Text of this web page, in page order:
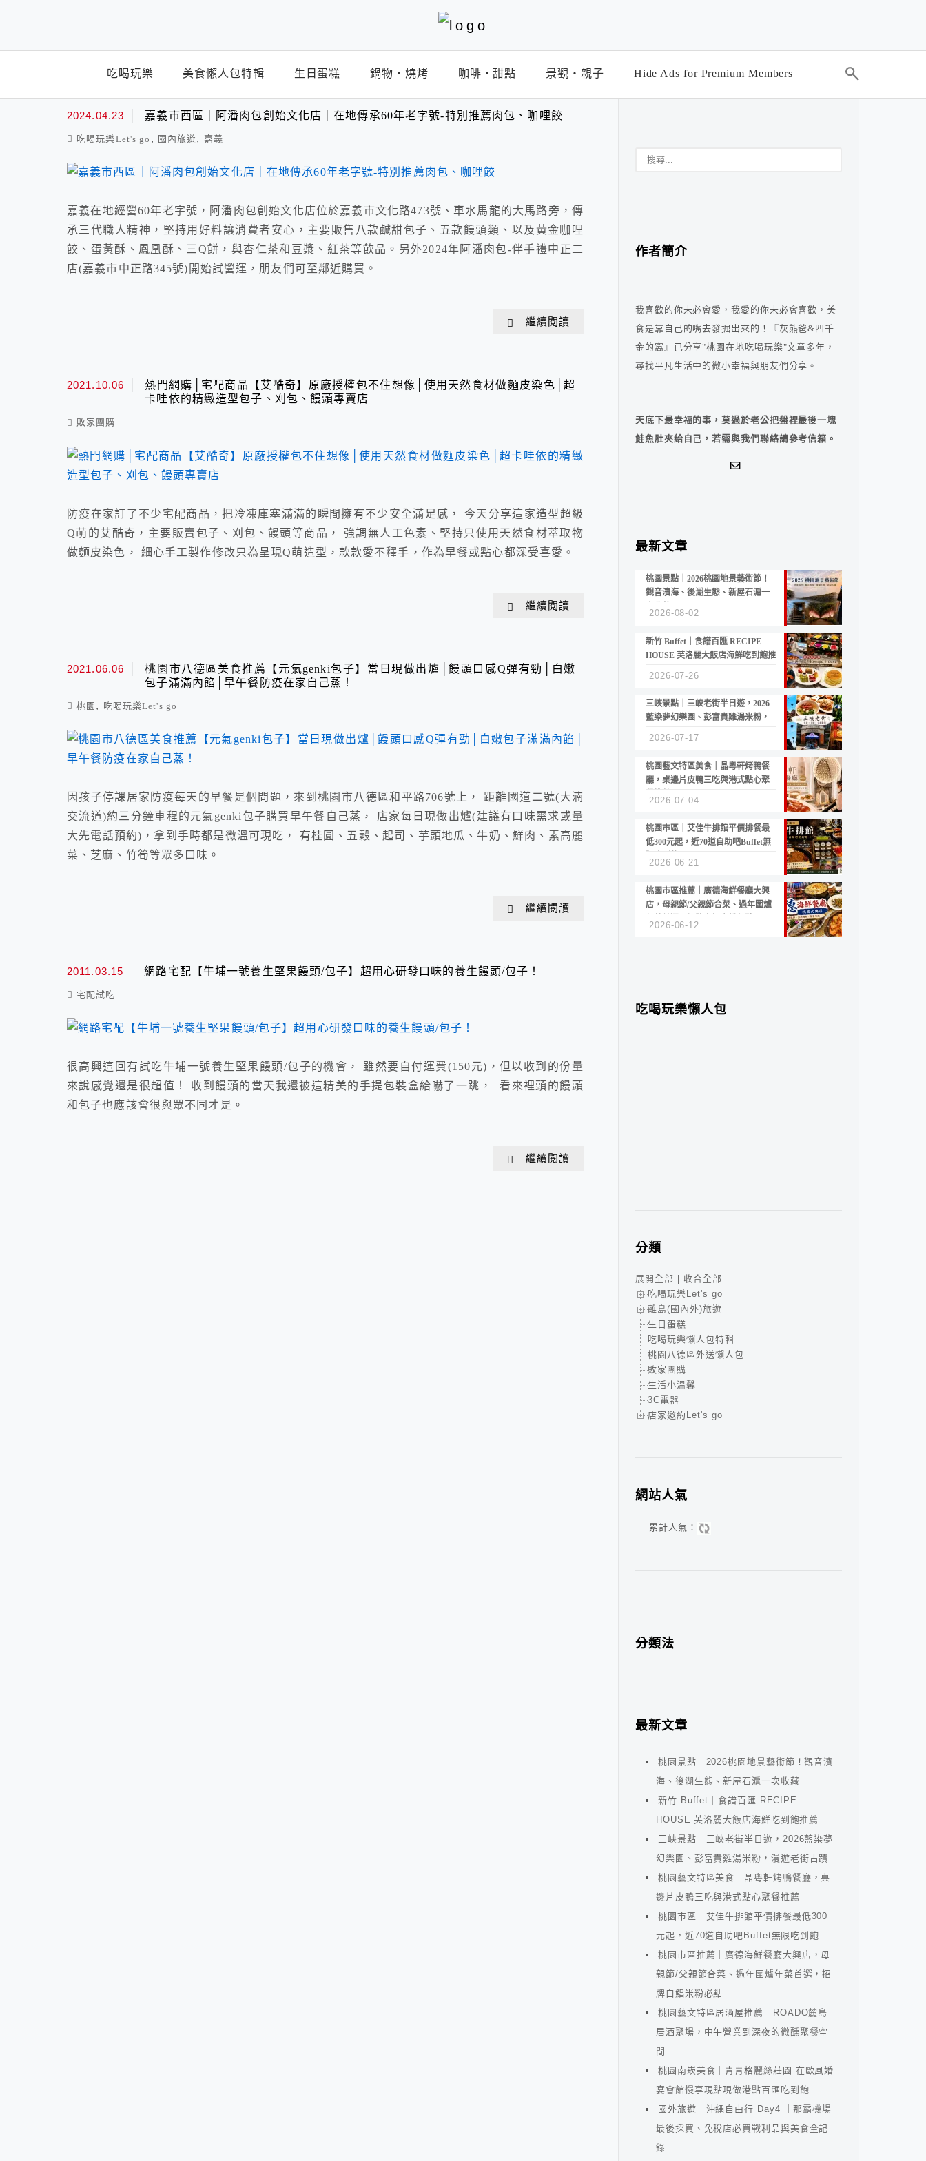
吃喝玩樂 美食懶人包特輯 生日蛋糕 鍋物‧燒烤 咖啡‧甜點 景觀‧親子 Hide Ads for Premium Members
包子.饅頭
2024.04.23 嘉義市西區｜阿潘肉包創始文化店｜在地傳承60年老字號-特別推薦肉包、咖哩餃
吃喝玩樂Let's go , 國內旅遊, 嘉義
嘉義在地經營60年老字號，阿潘肉包創始文化店位於嘉義市文化路473號、車水馬龍的大馬路旁，傳
承三代職人精神，堅持用好料讓消費者安心，主要販售八款鹹甜包子、五款饅頭類、以及黃金咖哩
餃、蛋黃酥、鳳凰酥、三Q餅，與杏仁茶和豆漿、紅茶等飲品。另外2024年阿潘肉包-伴手禮中正二
店(嘉義市中正路345號)開始試營運，朋友們可至鄰近購買。
繼續閱讀
2021.10.06
熱門網購│宅配商品【艾酷奇】原廠授權包不住想像│使用天然食材做麵皮染色│超
卡哇依的精緻造型包子、刈包、饅頭專賣店
敗家團購
防疫在家訂了不少宅配商品，把冷凍庫塞滿滿的瞬間擁有不少安全滿足感， 今天分享這家造型超級
Q萌的艾酷奇，主要販賣包子、刈包、饅頭等商品， 強調無人工色素、堅持只使用天然食材萃取物
做麵皮染色， 細心手工製作修改只為呈現Q萌造型，款款愛不釋手，作為早餐或點心都深受喜愛。
繼續閱讀
2021.06.06
桃園市八德區美食推薦【元氣genki包子】當日現做出爐│饅頭口感Q彈有勁│白嫩
包子滿滿內餡│早午餐防疫在家自己蒸！
桃園 , 吃喝玩樂Let's go
因孩子停課居家防疫每天的早餐是個問題，來到桃園市八德區和平路706號上， 距離國道二號(大湳
交流道)約三分鐘車程的元氣genki包子購買早午餐自己蒸， 店家每日現做出爐(建議有口味需求或量
大先電話預約)，拿到手時都是微溫可現吃， 有桂圓、五穀、起司、芋頭地瓜、牛奶、鮮肉、素高麗
菜、芝麻、竹筍等眾多口味。
繼續閱讀
2011.03.15 網路宅配【牛埔一號養生堅果饅頭/包子】超用心研發口味的養生饅頭/包子！
宅配試吃
很高興這回有試吃牛埔一號養生堅果饅頭/包子的機會， 雖然要自付運費(150元)，但以收到的份量
來說感覺還是很超值！ 收到饅頭的當天我還被這精美的手提包裝盒給嚇了一跳， 看來裡頭的饅頭
和包子也應該會很與眾不同才是。
繼續閱讀
作者簡介
我喜歡的你未必會愛，我愛的你未必會喜歡，美
食是靠自己的嘴去發掘出來的！『灰熊爸&四千
金的窩』已分享"桃園在地吃喝玩樂"文章多年，
尋找平凡生活中的微小幸福與朋友們分享。
天底下最幸福的事，莫過於老公把盤裡最後一塊
鮭魚肚夾給自己，若需與我們聯絡請參考信箱。
最新文章
桃園景點｜2026桃園地景藝術節！
觀音濱海、後湖生態、新屋石滬一
2026-08-02
新竹 Buffet｜食譜百匯 RECIPE
HOUSE 芙洛麗大飯店海鮮吃到飽推
2026-07-26
三峽景點｜三峽老街半日遊，2026
藍染夢幻樂園、彭富貴雞湯米粉，
2026-07-17
桃園藝文特區美食｜晶粵軒烤鴨餐
廳，桌邊片皮鴨三吃與港式點心聚
2026-07-04
桃園市區｜艾佳牛排館平價排餐最
低300元起，近70道自助吧Buffet無
2026-06-21
桃園市區推薦｜廣德海鮮餐廳大興
店，母親節/父親節合菜、過年圍爐
2026-06-12
吃喝玩樂懶人包
分類
展開全部
收合全部
吃喝玩樂Let's go
離島(國內外)旅遊
生日蛋糕
吃喝玩樂懶人包特輯
桃園八德區外送懶人包
敗家團購
生活小溫馨
3C電器
店家邀約Let's go
網站人氣
累計人氣：
分類法
最新文章
桃園景點｜2026桃園地景藝術節！觀音濱
海、後湖生態、新屋石滬一次收藏
新竹 Buffet｜食譜百匯 RECIPE
HOUSE 芙洛麗大飯店海鮮吃到飽推薦
三峽景點｜三峽老街半日遊，2026藍染夢
幻樂園、彭富貴雞湯米粉，漫遊老街古蹟
桃園藝文特區美食｜晶粵軒烤鴨餐廳，桌
邊片皮鴨三吃與港式點心聚餐推薦
桃園市區｜艾佳牛排館平價排餐最低300
元起，近70道自助吧Buffet無限吃到飽
桃園市區推薦｜廣德海鮮餐廳大興店，母
親節/父親節合菜、過年圍爐年菜首選，招
牌白鯧米粉必點
桃園藝文特區居酒屋推薦｜ROADO麓島
居酒聚場，中午營業到深夜的微醺聚餐空
間
桃園南崁美食｜青青格麗絲莊園 在歐風婚
宴會館慢享現點現做港點百匯吃到飽
國外旅遊｜沖繩自由行 Day4 ｜那霸機場
最後採買、免稅店必買戰利品與美食全記
錄